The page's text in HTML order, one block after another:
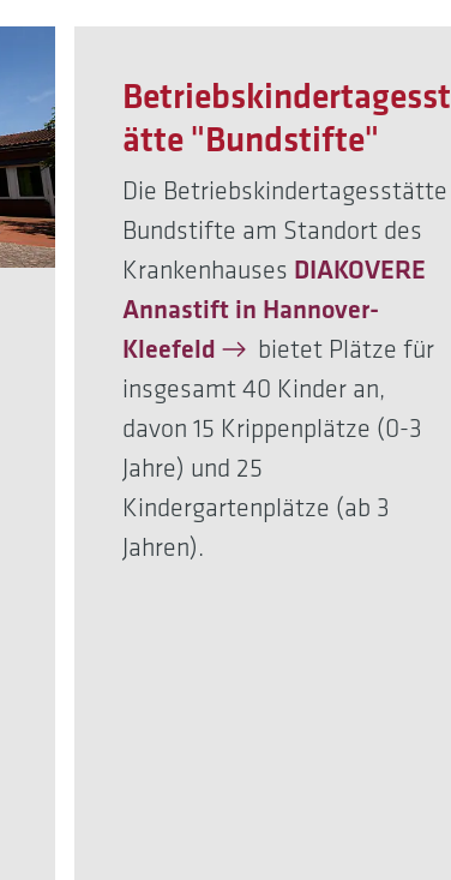
Betriebskindertagesst
ätte "Bundstifte"
Die Betriebskindertagesstätte
Bundstifte am Standort des
Krankenhauses DIAKOVERE
Annastift in Hannover-
Kleefeld
bietet Plätze für
insgesamt 40 Kinder an,
davon 15 Krippenplätze (0-3
Jahre) und 25
Kindergartenplätze (ab 3
Jahren).